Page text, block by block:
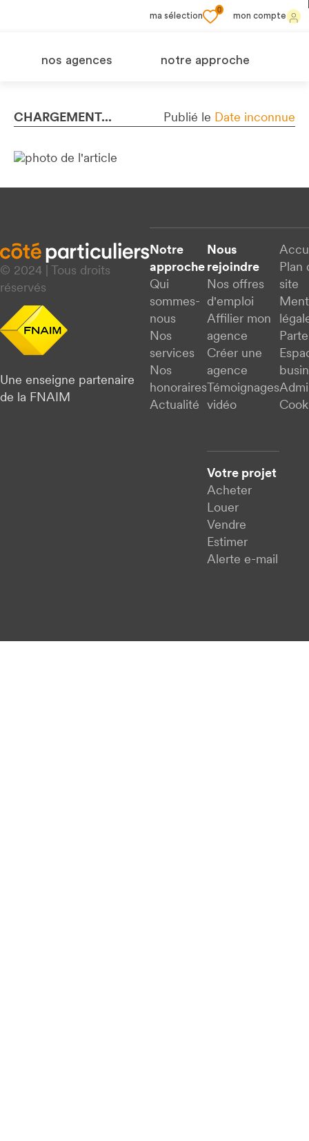
ma sélection
0
mon compte
nos agences notre approche
CHARGEMENT... Publié le Date inconnue
© 2024 | Tous droits
réservés
Une enseigne partenaire
de la FNAIM
Notre
approche
Qui
sommes-
nous
Nos
services
Nos
honoraires
Actualité
Nous
rejoindre
Nos offres
d'emploi
Affilier mon
agence
Créer une
agence
Témoignages
vidéo
Votre projet
Acheter
Louer
Vendre
Estimer
Alerte e-mail
Plan
site